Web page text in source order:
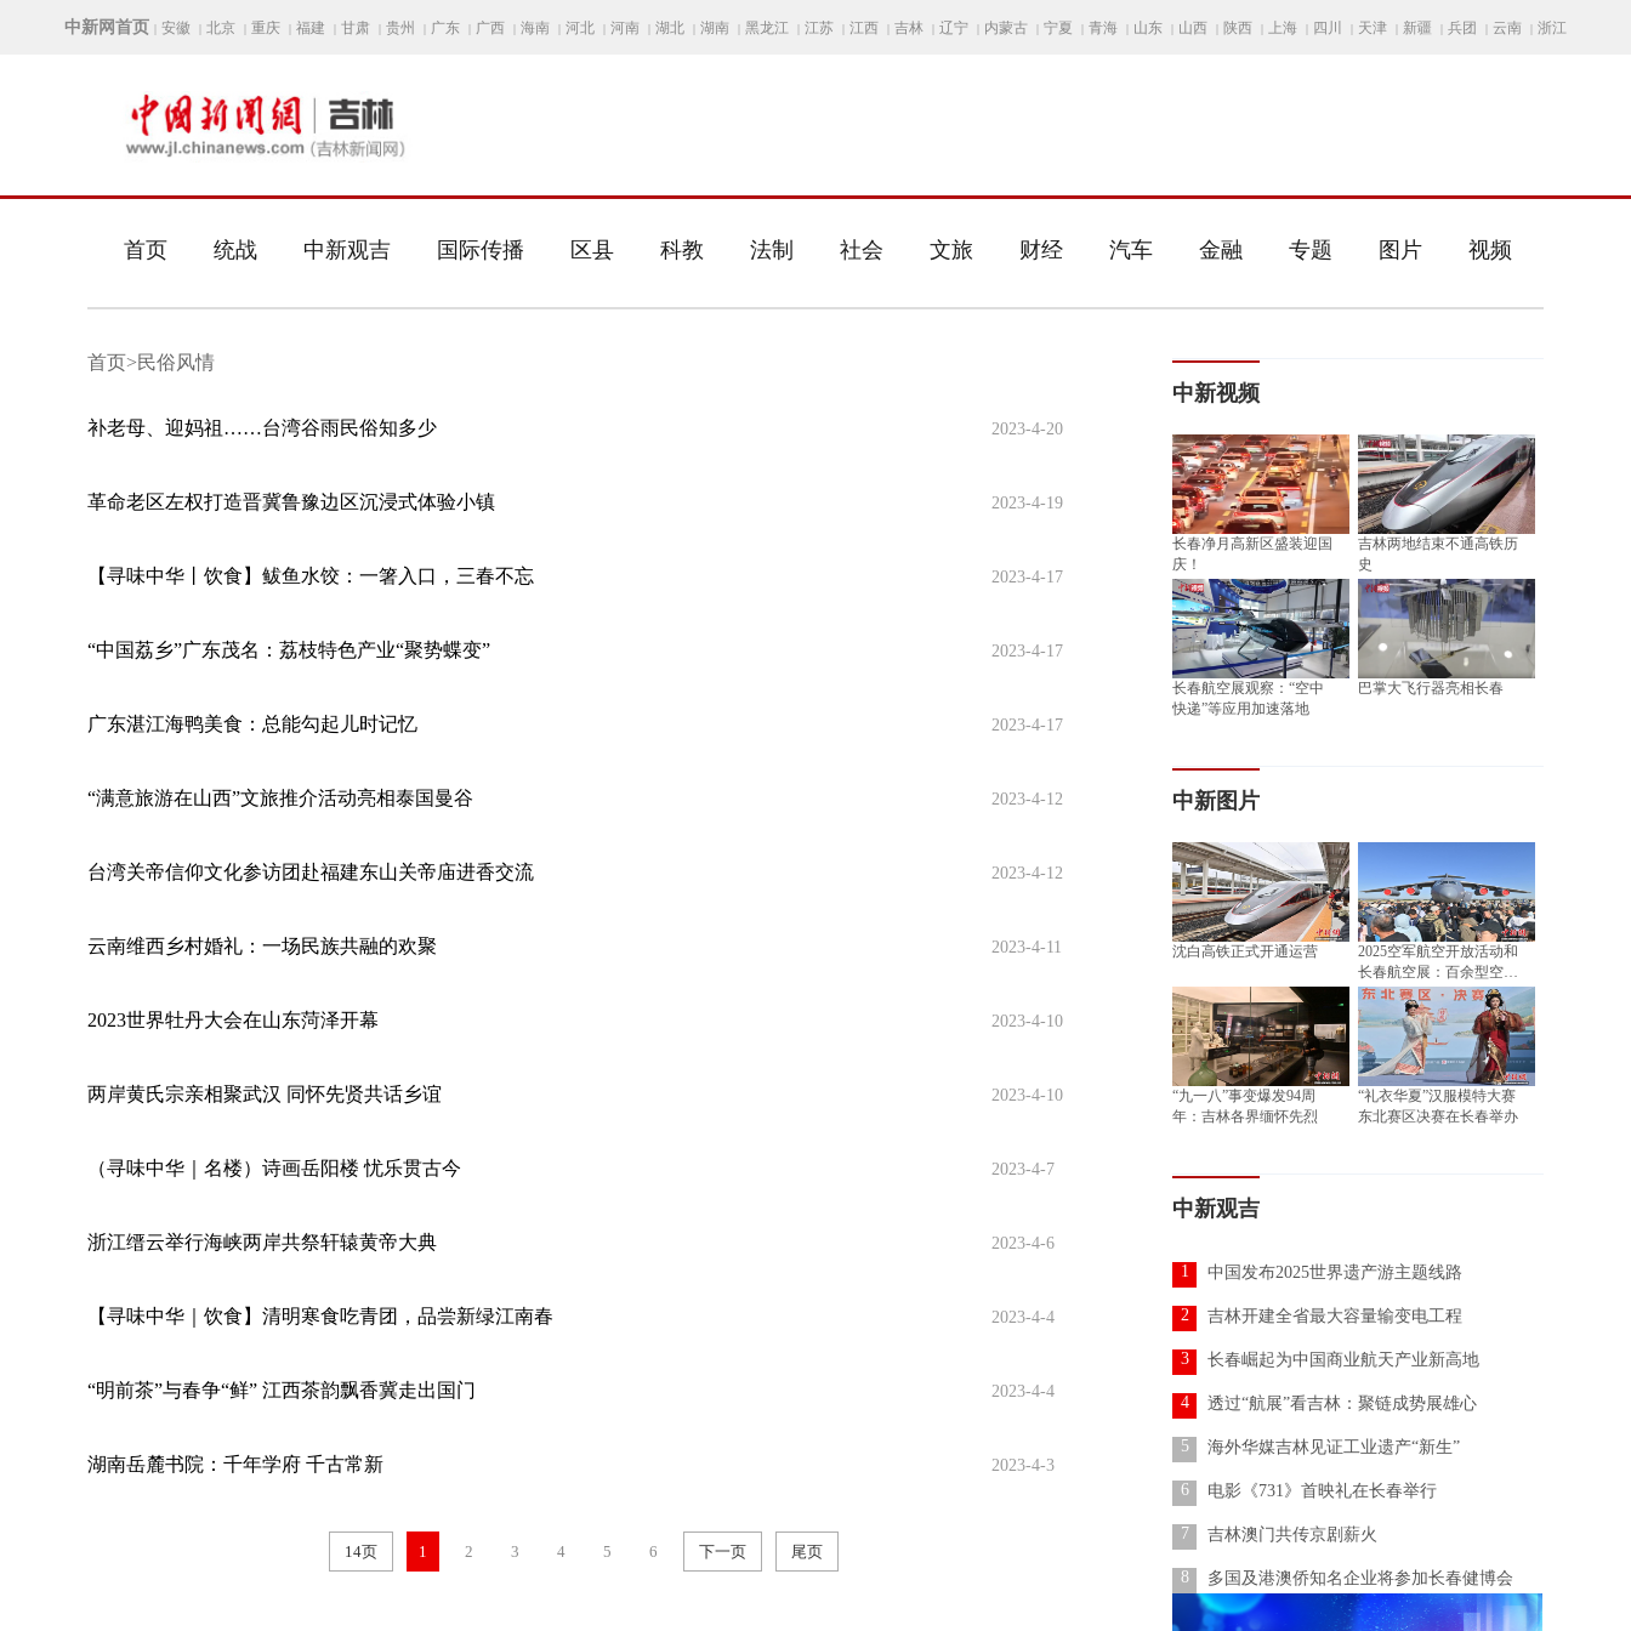
中新网首页 | 安徽 | 北京 | 重庆 | 福建 | 甘肃 | 贵州 | 广东 | 广西 | 海南 | 河北 | 河南 | 湖北 | 湖南 | 黑龙江 | 江苏 | 江西 | 吉林 | 辽宁 | 内蒙古 | 宁夏 | 青海 | 山东 | 山西 | 陕西 | 上海 | 四川 | 天津 | 新疆 | 兵团 | 云南 | 浙江
首页 统战 中新观吉 国际传播 区县 科教 法制 社会 文旅 财经 汽车 金融 专题 图片 视频
首页>民俗风情
补老母、迎妈祖……台湾谷雨民俗知多少 2023-4-20
革命老区左权打造晋冀鲁豫边区沉浸式体验小镇 2023-4-19
【寻味中华丨饮食】鲅鱼水饺：一箸入口，三春不忘 2023-4-17
“中国荔乡”广东茂名：荔枝特色产业“聚势蝶变” 2023-4-17
广东湛江海鸭美食：总能勾起儿时记忆 2023-4-17
“满意旅游在山西”文旅推介活动亮相泰国曼谷 2023-4-12
台湾关帝信仰文化参访团赴福建东山关帝庙进香交流 2023-4-12
云南维西乡村婚礼：一场民族共融的欢聚 2023-4-11
2023世界牡丹大会在山东菏泽开幕 2023-4-10
两岸黄氏宗亲相聚武汉 同怀先贤共话乡谊 2023-4-10
（寻味中华｜名楼）诗画岳阳楼 忧乐贯古今 2023-4-7
浙江缙云举行海峡两岸共祭轩辕黄帝大典 2023-4-6
【寻味中华｜饮食】清明寒食吃青团，品尝新绿江南春 2023-4-4
“明前茶”与春争“鲜” 江西茶韵飘香冀走出国门 2023-4-4
湖南岳麓书院：千年学府 千古常新 2023-4-3
14页 1 2 3 4 5 6 下一页 尾页
中新视频
长春净月高新区盛装迎国
庆！
吉林两地结束不通高铁历
史
长春航空展观察：“空中
快递”等应用加速落地
巴掌大飞行器亮相长春
中新图片
沈白高铁正式开通运营
2025空军航空开放活动和
长春航空展：百余型空军
装备亮相
“九一八”事变爆发94周
年：吉林各界缅怀先烈
“礼衣华夏”汉服模特大赛
东北赛区决赛在长春举办
中新观吉
1 中国发布2025世界遗产游主题线路
2 吉林开建全省最大容量输变电工程
3 长春崛起为中国商业航天产业新高地
4 透过“航展”看吉林：聚链成势展雄心
5 海外华媒吉林见证工业遗产“新生”
6 电影《731》首映礼在长春举行
7 吉林澳门共传京剧薪火
8 多国及港澳侨知名企业将参加长春健博会